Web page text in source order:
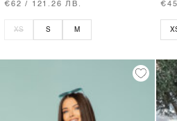
€62 / 121.26 ЛВ.
XS S M